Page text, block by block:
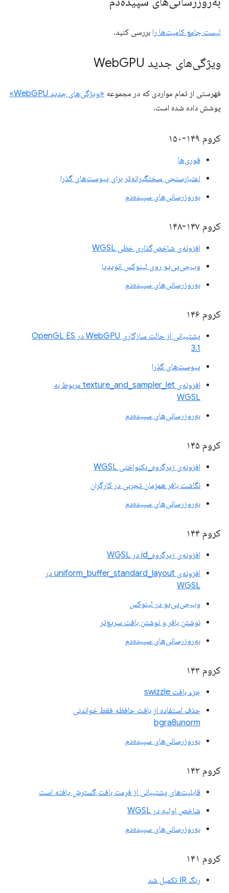
لیست جامع کامیت‌ها را بررسی کنید.
ویژگی‌های جدید Web GPU
فهرستی از تمام مواردی که در مجموعه «ویژگی‌های جدید WebGPU»
پوشش داده شده است.
کروم ۱۴۹-۱۵۰
فوری‌ها
اعتبارسنجی سختگیرانه‌تر برای پیوست‌های گذرا
به‌روزرسانی‌های سپیده‌دم
کروم ۱۴۷-۱۴۸
افزونه‌ی شاخص‌گذاری خطی WGSL
وب‌جی‌پی‌یو روی لینوکس انویدیا
به‌روزرسانی‌های سپیده‌دم
کروم ۱۴۶
پشتیبانی از حالت سازگاری WebGPU در OpenGL ES
3.1
پیوست‌های گذرا
افزونه‌ی texture_and_sampler_let مربوط به
WGSL
به‌روزرسانی‌های سپیده‌دم
کروم ۱۴۵
افزونه‌ی زیرگروه_یکنواختی WGSL
نگاشت بافر همزمان تجربی در کارگران
به‌روزرسانی‌های سپیده‌دم
کروم ۱۴۴
افزونه‌ی زیرگروه_id در WGSL
افزونه‌ی uniform_buffer_standard_layout در
WGSL
وب‌جی‌پی‌یو در لینوکس
نوشتن بافر و نوشتن بافت سریع‌تر
به‌روزرسانی‌های سپیده‌دم
کروم ۱۴۳
جزء بافت swizzle
حذف استفاده از بافت حافظه فقط خواندنی
bgra8unorm
به‌روزرسانی‌های سپیده‌دم
کروم ۱۴۲
قابلیت‌های پشتیبانی از فرمت بافت گسترش یافته است
شاخص اولیه در WGSL
به‌روزرسانی‌های سپیده‌دم
کروم ۱۴۱
رنگ IR تکمیل شد